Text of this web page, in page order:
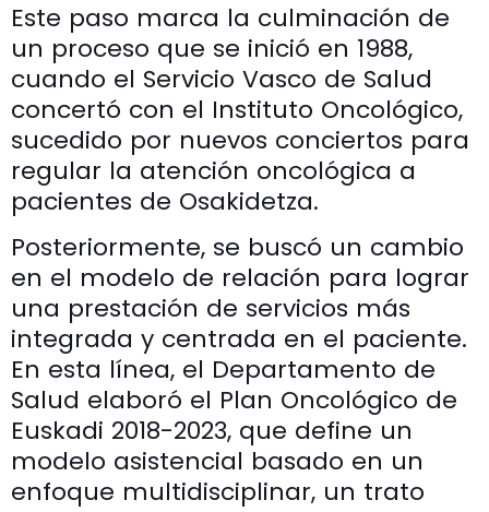
Este paso marca la culminación de
un proceso que se inició en 1988,
cuando el Servicio Vasco de Salud
concertó con el Instituto Oncológico,
sucedido por nuevos conciertos para
regular la atención oncológica a
pacientes de Osakidetza.
Posteriormente, se buscó un cambio
en el modelo de relación para lograr
una prestación de servicios más
integrada y centrada en el paciente.
En esta línea, el Departamento de
Salud elaboró el Plan Oncológico de
Euskadi 2018-2023, que define un
modelo asistencial basado en un
enfoque multidisciplinar, un trato